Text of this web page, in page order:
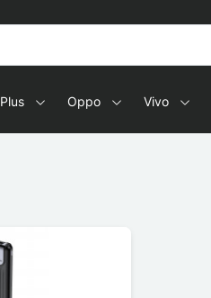
Oppo Vivo